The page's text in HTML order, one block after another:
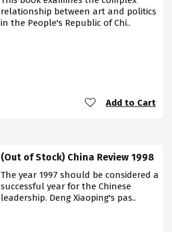
relationship between art and politics
in the People's Republic of Chi..
Add to Cart
(Out of Stock) China Review 1998
The year 1997 should be considered a
successful year for the Chinese
leadership. Deng Xiaoping's pas..